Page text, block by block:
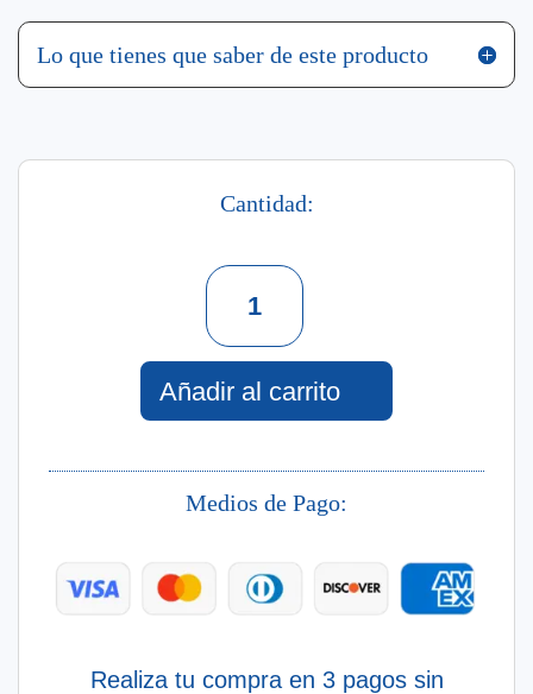
Lo que tienes que saber de este producto
Cantidad:
Axolute
Him
Edt
95
Añadir al carrito
Medios de Pago:
Realiza tu compra en 3 pagos sin